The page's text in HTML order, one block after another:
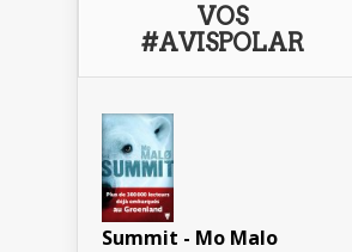
VOS
#AVISPOLAR
Summit - Mo Malo